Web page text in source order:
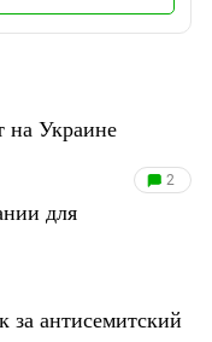
на Украине
2
для
антисемитский